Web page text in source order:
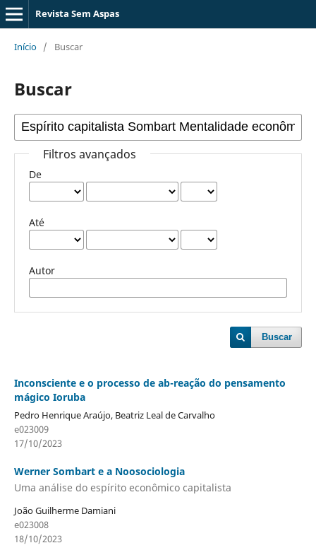
Revista Sem Aspas
Início / Buscar
Buscar
Filtros avançados
De
Até
Autor
Buscar
Inconsciente e o processo de ab-reação do pensamento
mágico Ioruba
Pedro Henrique Araújo, Beatriz Leal de Carvalho
e023009
17/10/2023
Werner Sombart e a Noosociologia
Uma análise do espírito econômico capitalista
João Guilherme Damiani
e023008
18/10/2023